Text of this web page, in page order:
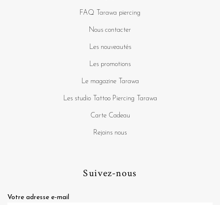
FAQ Tarawa piercing
Nous contacter
Les nouveautés
Les promotions
Le magazine Tarawa
Les studio Tattoo Piercing Tarawa
Carte Cadeau
Rejoins nous
Suivez-nous
Votre adresse e-mail